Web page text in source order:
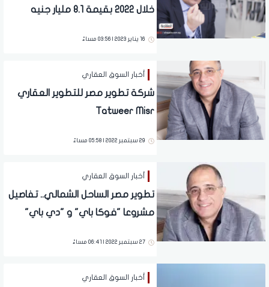
خلال 2022 بقيمة 8.1 مليار جنيه
16 يناير 2023 | 03:56 مساءً
أخبار السوق العقاري
شركة تطوير مصر للتطوير العقاري
Tatweer Misr
29 سبتمبر 2022 | 05:58 مساءً
أخبار السوق العقاري
تطوير مصر الساحل الشمالي.. تفاصيل
مشروعا "فوكا باي" و "دي باي"
27 سبتمبر 2022 | 06:41 مساءً
أخبار السوق العقاري